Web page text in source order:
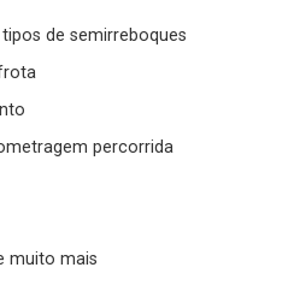
de semirreboques
percorrida
muito mais